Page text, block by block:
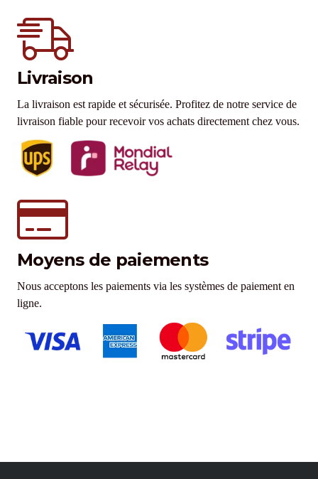
Livraison
La livraison est rapide et sécurisée. Profitez de notre service de
livraison fiable pour recevoir vos achats directement chez vous.
Moyens de paiements
Nous acceptons les paiements via les systèmes de paiement en
ligne.